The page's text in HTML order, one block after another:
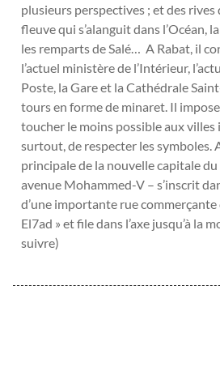
plusieurs perspectives ; et des rives
fleuve qui s’alanguit dans l’Océan,
les remparts de Salé… A Rabat, il
l’actuel ministère de l’Intérieur,
Poste, la Gare et la Cathédrale
tours en forme de minaret. Il
toucher le moins possible aux villes
surtout, de respecter les symboles.
principale de la nouvelle capitale du
avenue Mohammed-V – s’inscrit
d’une importante rue commerçante
El7ad » et file dans l’axe jusqu’à la
suivre)